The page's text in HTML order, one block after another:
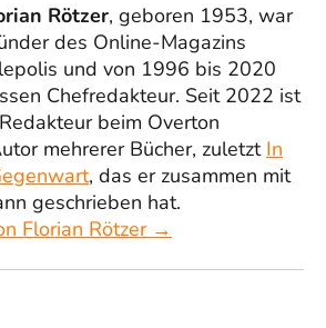
Rötzer, geboren 1953, war
des Online-Magazins
und von 1996 bis 2020
Chefredakteur. Seit 2022 ist
beim Overton
mehrerer Bücher, zuletzt In
, das er zusammen mit
geschrieben hat.
Florian Rötzer →